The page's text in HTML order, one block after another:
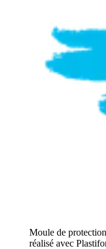
Moule de
réalisé avec